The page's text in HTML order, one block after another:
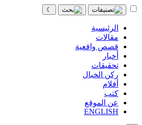
☾
الرئيسية
مقالات
قصص واقعية
أخبار
تحقيقات
ركن الخيال
أفلام
كتب
عن الموقع
ENGLISH